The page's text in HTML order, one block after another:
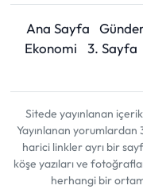
Ana Sayfa
Ekonomi
3. Sayfa
Sitede yayınlanan
Yayınlanan yorumlardan
harici linkler ayrı bir
köşe yazıları ve
herhangi bir